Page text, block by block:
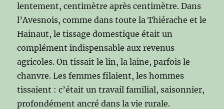
lentement, centimètre après centimètre. Dans
l’Avesnois, comme dans toute la Thiérache et le
Hainaut, le tissage domestique était un
complément indispensable aux revenus
agricoles. On tissait le lin, la laine, parfois le
chanvre. Les femmes filaient, les hommes
tissaient : c’était un travail familial, saisonnier,
profondément ancré dans la vie rurale.